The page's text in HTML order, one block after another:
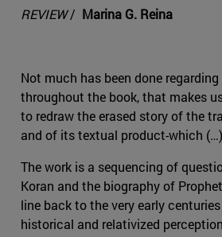
REVIEW/ Marina G. Reina
Not much has been done
throughout the book, that makes
to redraw the erased story of the
and of its textual product-which
The work is a sequencing of
Koran and the biography of
line back to the very early
historical and relativized